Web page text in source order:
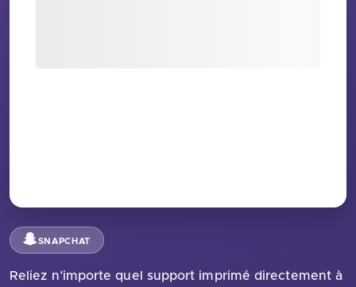
SNAPCHAT
Reliez n’importe quel support imprimé directement à